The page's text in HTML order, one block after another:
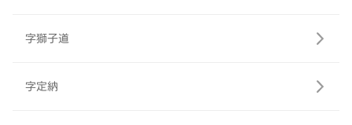
字獅子道
字定納